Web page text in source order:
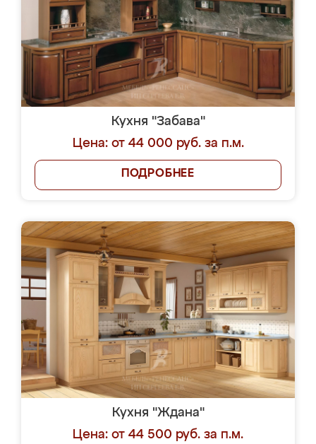
Кухня "Забава"
Цена: от 44 000 руб. за п.м.
ПОДРОБНЕЕ
Кухня "Ждана"
Цена: от 44 500 руб. за п.м.